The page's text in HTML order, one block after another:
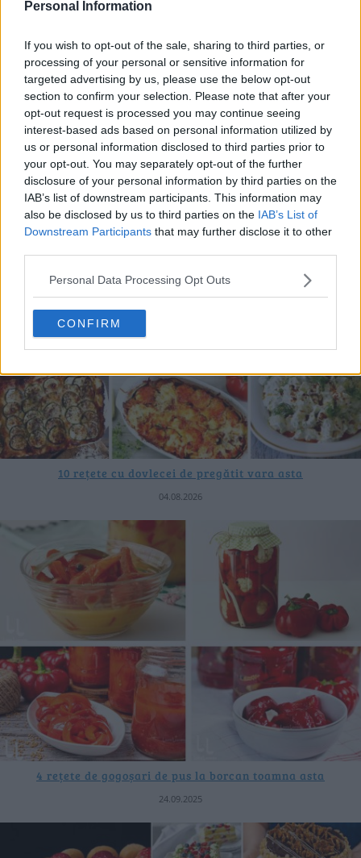
Personal Information
If you wish to opt-out of the sale, sharing to third parties, or
processing of your personal or sensitive information for
targeted advertising by us, please use the below opt-out
section to confirm your selection. Please note that after your
opt-out request is processed you may continue seeing
interest-based ads based on personal information utilized by
us or personal information disclosed to third parties prior to
your opt-out. You may separately opt-out of the further
disclosure of your personal information by third parties on the
IAB’s list of downstream participants. This information may
also be disclosed by us to third parties on the IAB’s List of
Downstream Participants that may further disclose it to other
Personal Data Processing Opt Outs
CONFIRM
20 de rețete de salate de vară fără prelucrare termică
06.08.2026
10 rețete cu dovlecei de pregătit vara asta
04.08.2026
4 rețete de gogoșari de pus la borcan toamna asta
24.09.2025